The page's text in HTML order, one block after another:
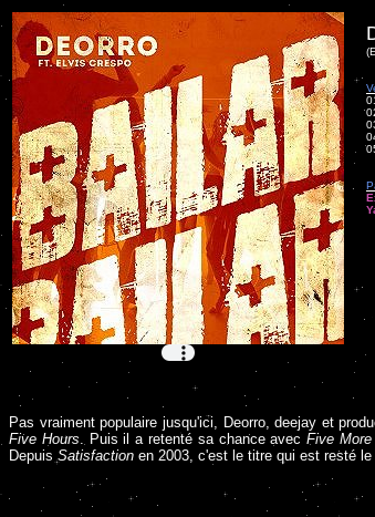
Pas vraiment populaire jusqu'ici, Deorro, deejay et
Five Hours. Puis il a retenté sa chance avecFive More
DepuisSatisfaction en 2003, c'est le titre qui est resté